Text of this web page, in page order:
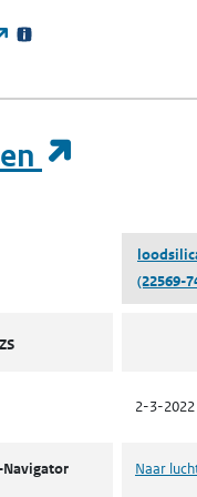
voor chemische
(opent in een nieuw
(22569-
2-3-2022
Navigator
Naar